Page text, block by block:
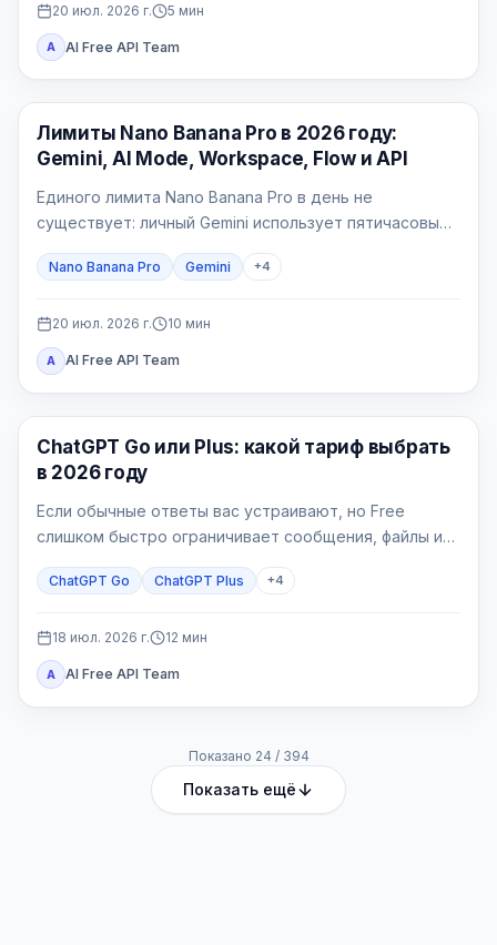
20 июл. 2026 г. 5 мин
A AI Free API Team
Генерация изображений ИИ
Лимиты Nano Banana Pro в 2026 году:
Gemini, AI Mode, Workspace, Flow и API
Единого лимита Nano Banana Pro в день не
существует: личный Gemini использует пятичасовые
отдельный 24-часовой лимит, Workspace — таблицу
проекта.
Nano Banana Pro Gemini +4
20 июл. 2026 г. 10 мин
A AI Free API Team
ChatGPT
ChatGPT Go или Plus: какой тариф выбрать
в 2026 году
Если обычные ответы вас устраивают, но Free
слишком быстро ограничивает сообщения, файлы или
конкретная рабочая задача упирается в более
Codex или другой доступ Plus.
ChatGPT Go ChatGPT Plus +4
18 июл. 2026 г. 12 мин
A AI Free API Team
Показано 24 / 394
Показать ещё